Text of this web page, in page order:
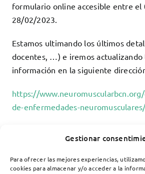
Gestionar
Para ofrecer las mejores experiencias,
cookies para almacenar y/o acceder a la
formulario online accesible entre el
28/02/2023.
Estamos ultimando los últimos
docentes, …) e iremos actualizando
información en la siguiente
https://
de-enfermedades-
¡Os esperamos!